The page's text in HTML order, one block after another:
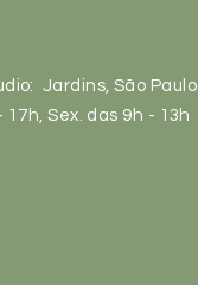
Jardins, São Paulo
17h, Sex. das 9h - 13 h